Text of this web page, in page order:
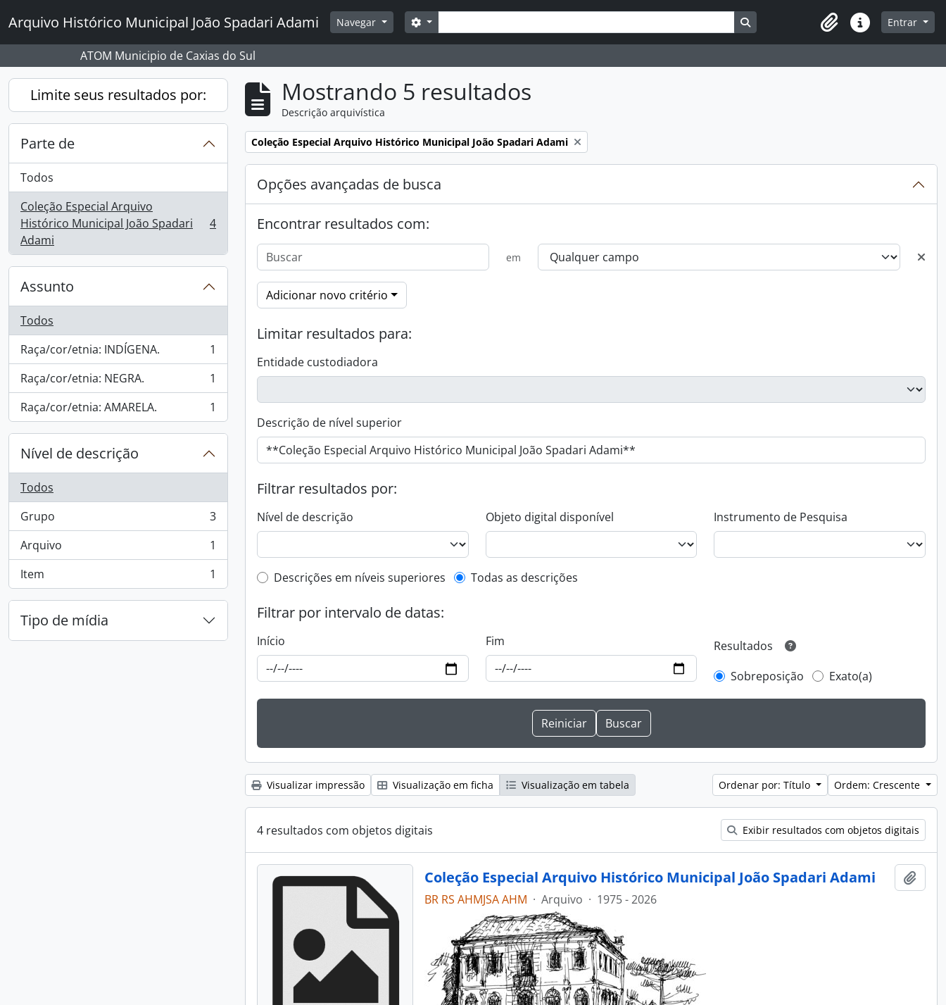
Arquivo Histórico Municipal João Spadari Adami Navegar Buscar
Opções de busca Busque na página de navegação
Atalhos Entrar
ATOM Municipio de Caxias do Sul
Limite seus resultados por:
Parte de
Todos
Coleção Especial Arquivo
Histórico Municipal João Spadari
Adami
, 4 resultados 4
Assunto
Todos
Raça/cor/etnia: INDÍGENA.
, 1 resultados
1
Raça/cor/etnia: NEGRA.
, 1 resultados
1
Raça/cor/etnia: AMARELA.
, 1 resultados 1
Nível de descrição
Todos
Grupo
, 3 resultados
3
Arquivo
, 1 resultados
1
Item
, 1 resultados 1
Tipo de mídia
Mostrando 5 resultados
Descrição arquivística
Remover filtro:
Coleção Especial Arquivo Histórico Municipal João Spadari Adami
Opções avançadas de busca
Encontrar resultados com:
em
Adicionar novo critério
Limitar resultados para:
Entidade custodiadora
Descrição de nível superior
Filtrar resultados por:
Nível de descrição Objeto digital disponível Instrumento de Pesquisa
Filtro de descrição de nível superior
Descrições em níveis superiores Todas as descrições
Filtrar por intervalo de datas:
Início Fim
Resultados
Sobreposição
Exato(a)
Visualizar impressão Visualização em ficha Visualização em tabela Ordenar por: Título Ordem: Crescente
4 resultados com objetos digitais Exibir resultados com objetos digitais
Coleção Especial Arquivo Histórico Municipal João Spadari Adami
BR RS AHMJSA AHM · Arquivo · 1975 - 2026